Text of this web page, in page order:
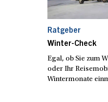
Ratgeber
Winter-Check
Egal, ob Sie zum
oder Ihr
Wintermonate